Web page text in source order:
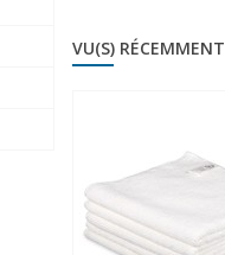
VU(S) RÉCEMMENT